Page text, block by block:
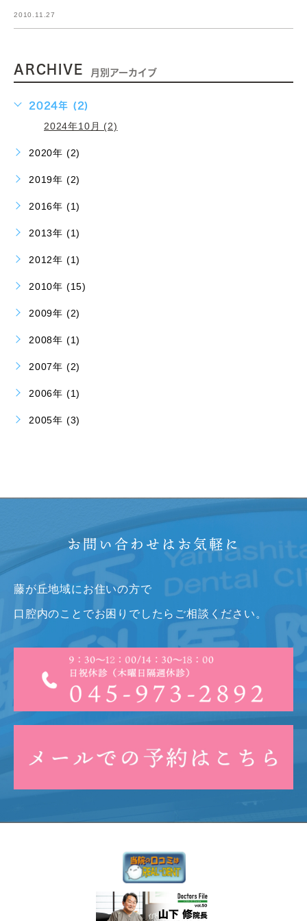
2010.11.27
ARCHIVE 月別アーカイブ
2024年 (2)
2024年10月 (2)
2020年 (2)
2019年 (2)
2016年 (1)
2013年 (1)
2012年 (1)
2010年 (15)
2009年 (2)
2008年 (1)
2007年 (2)
2006年 (1)
2005年 (3)
お問い合わせはお気軽に
藤が丘地域にお住いの方で
口腔内のことでお困りでしたらご相談ください。